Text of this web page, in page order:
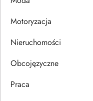
u
Motoryzacja
Nieruchomości
Obcojęzyczne
Praca